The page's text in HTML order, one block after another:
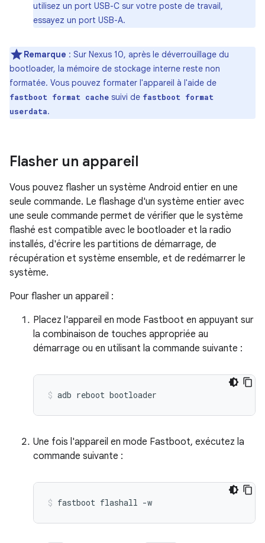
utilisez un port USB-C sur votre poste de travail,
essayez un port USB-A.
Remarque : Sur Nexus 10, après le déverrouillage du
bootloader, la mémoire de stockage interne reste non
formatée. Vous pouvez formater l'appareil à l'aide de
fastboot format cache suivi de fastboot format
userdata.
Flasher un appareil
Vous pouvez flasher un système Android entier en une
seule commande. Le flashage d'un système entier avec
une seule commande permet de vérifier que le système
flashé est compatible avec le bootloader et la radio
installés, d'écrire les partitions de démarrage, de
récupération et système ensemble, et de redémarrer le
système.
Pour flasher un appareil :
Placez l'appareil en mode Fastboot en appuyant sur
la combinaison de touches appropriée au
démarrage ou en utilisant la commande suivante :
adb reboot bootloader
Une fois l'appareil en mode Fastboot, exécutez la
commande suivante :
fastboot flashall -w